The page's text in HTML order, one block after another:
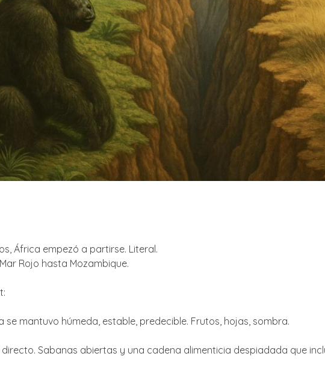
África empezó a partirse. Literal.
Rojo hasta Mozambique.
se mantuvo húmeda, estable, predecible. Frutos, hojas, sombra.
directo. Sabanas abiertas y una cadena alimenticia despiadada que